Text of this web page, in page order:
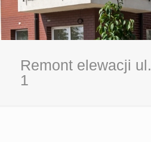
Remont elewacji
1